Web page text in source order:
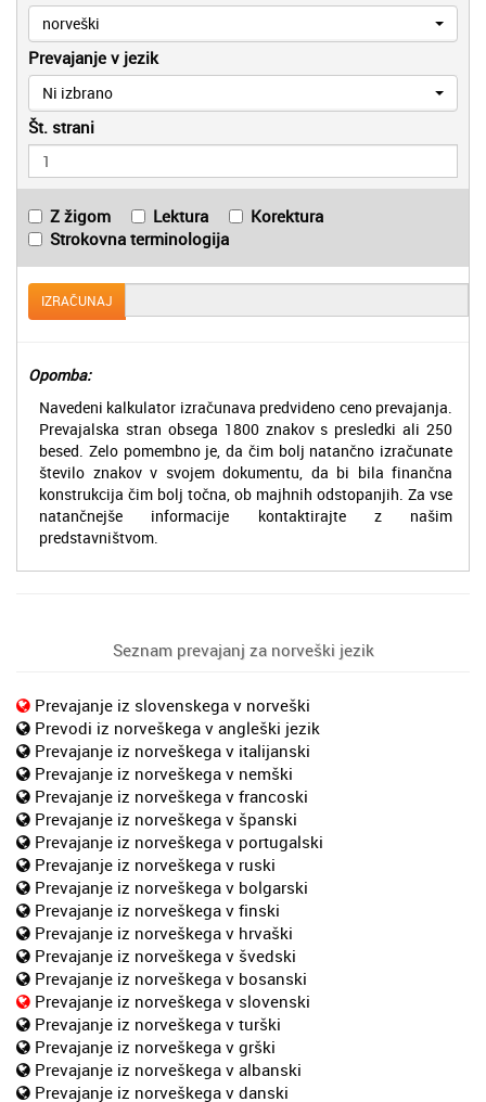
norveški
Prevajanje v jezik
Ni izbrano
Št. strani
Z žigom Lektura
Korektura
Strokovna terminologija
IZRAČUNAJ
Opomba:
Navedeni kalkulator izračunava predvideno ceno prevajanja.
Prevajalska stran obsega 1800 znakov s presledki ali 250
besed. Zelo pomembno je, da čim bolj natančno izračunate
število znakov v svojem dokumentu, da bi bila finančna
konstrukcija čim bolj točna, ob majhnih odstopanjih. Za vse
natančnejše informacije kontaktirajte z našim
predstavništvom.
Seznam prevajanj za norveški jezik
Prevajanje iz slovenskega v norveški
Prevodi iz norveškega v angleški jezik
Prevajanje iz norveškega v italijanski
Prevajanje iz norveškega v nemški
Prevajanje iz norveškega v francoski
Prevajanje iz norveškega v španski
Prevajanje iz norveškega v portugalski
Prevajanje iz norveškega v ruski
Prevajanje iz norveškega v bolgarski
Prevajanje iz norveškega v finski
Prevajanje iz norveškega v hrvaški
Prevajanje iz norveškega v švedski
Prevajanje iz norveškega v bosanski
Prevajanje iz norveškega v slovenski
Prevajanje iz norveškega v turški
Prevajanje iz norveškega v grški
Prevajanje iz norveškega v albanski
Prevajanje iz norveškega v danski